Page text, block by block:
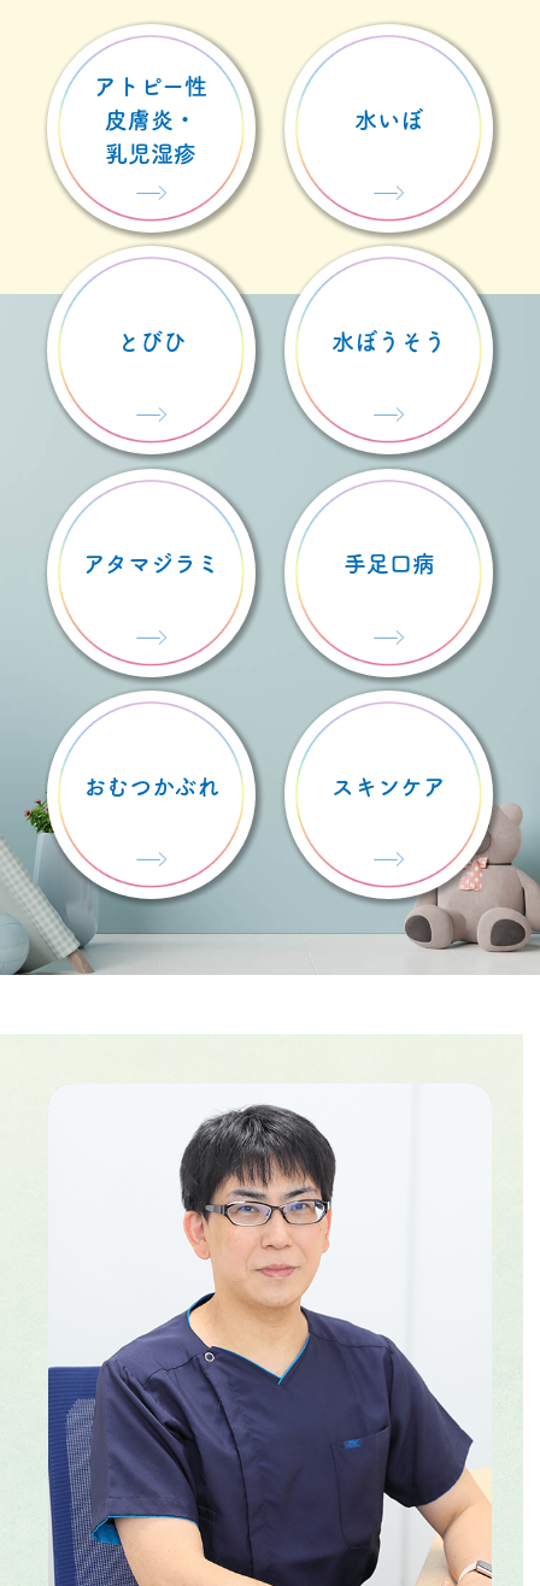
の皮膚疾患に幅広く対応しています。
アトピー性
皮膚炎・
乳児湿疹
水いぼ
とびひ 水ぼうそう
アタマジラミ 手足口病
おむつかぶれ スキンケア